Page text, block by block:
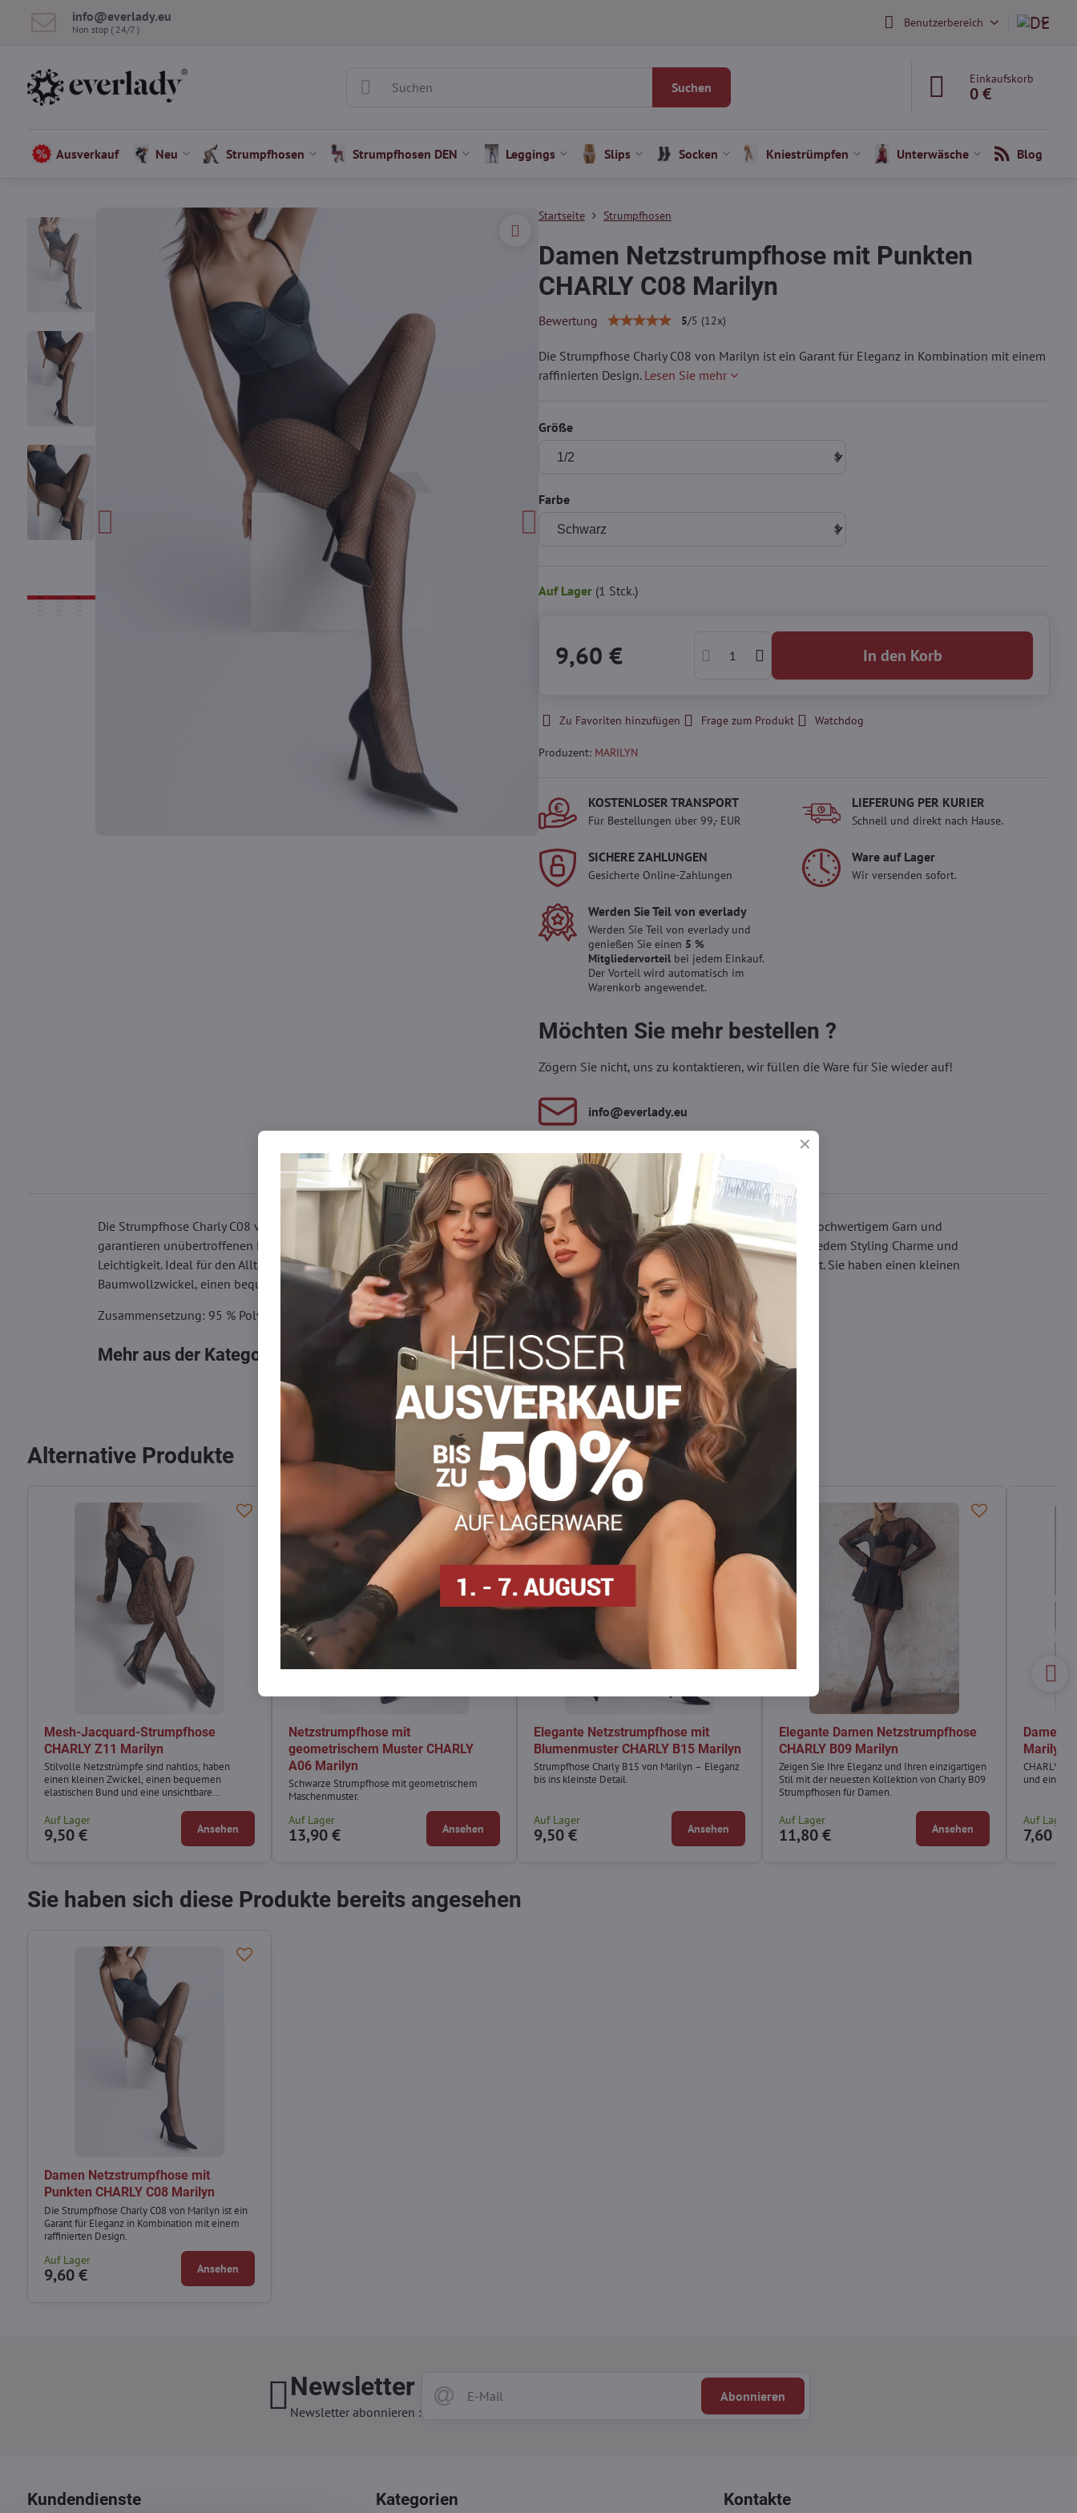
info​​@everlady​​.eu
Non stop ( 24/7 ) Benutzerbereich
Suchen
Einkaufskorb
0 €
Ausverkauf Neu Strumpfhosen Strumpfhosen DEN Leggings Slips Socken Kniestrümpfen Unterwäsche Blog
Startseite Strumpfhosen
Damen Netzstrumpfhose mit Punkten
CHARLY C08 Marilyn
Bewertung 5/5 (12x)
Die Strumpfhose Charly C08 von Marilyn ist ein Garant für Eleganz in Kombination mit einem
raffinierten Design. Lesen Sie mehr
Größe
Farbe
Auf Lager (1 Stck.)
9,60 € In den Korb
Zu Favoriten hinzufügen Frage zum Produkt Watchdog
Produzent: MARILYN
KOSTENLOSER TRANSPORT
Für Bestellungen über 99,- EUR
LIEFERUNG PER KURIER
Schnell und direkt nach Hause.
SICHERE ZAHLUNGEN
Gesicherte Online-Zahlungen
Ware auf Lager
Wir versenden sofort.
Werden Sie Teil von everlady
Werden Sie Teil von everlady und
genießen Sie einen 5 %
Mitgliedervorteilbei jedem Einkauf.
Der Vorteil wird automatisch im
Warenkorb angewendet.
Möchten Sie mehr bestellen ?
Zögern Sie nicht, uns zu kontaktieren, wir füllen die Ware für Sie wieder auf!
info​​@everlady​​.eu
Beschreibung Bewertungen 0 Diskussion
Die Strumpfhose Charly C08 von Marilyn ist ein Garant für Eleganz in Kombination mit einem raffinierten Design. Sie bestehen aus hochwertigem Garn und
garantieren unübertroffenen Komfort und Haltbarkeit. Ihr sanfter Glanz zieht die Blicke auf sich und das zarte Punktmuster verleiht jedem Styling Charme und
Leichtigkeit. Ideal für den Alltag, aber auch für besondere Anlässe. Charly C08 – entdecken Sie Luxus, der Ihre Schönheit unterstreicht. Sie haben einen kleinen
Baumwollzwickel, einen bequemen elastischen Bund und eine unsichtbare Zehenverstärkung.
Zusammensetzung: 95 % Polyamid, 5 % Elasthan
Mehr aus der Kategorie Gemusterte Strumpfhosen Netzstrumpfhosen Strumpfhosen DEN
FacebookTwitter BlueskyPinterestRedditLinkedInWhatsApp
E-
mail
Alternative Produkte
Mesh-Jacquard-Strumpfhose
CHARLY Z11 Marilyn
Stilvolle Netzstrümpfe sind nahtlos, haben
einen kleinen Zwickel, einen bequemen
elastischen Bund und eine unsichtbare
Auf Lager
9,50 € Ansehen
Netzstrumpfhose mit
geometrischem Muster CHARLY
A06 Marilyn
Schwarze Strumpfhose mit geometrischem
Maschenmuster.
Auf Lager
13,90 € Ansehen
Elegante Netzstrumpfhose mit
Blumenmuster CHARLY B15 Marilyn
Strumpfhose Charly B15 von Marilyn – Eleganz
bis ins kleinste Detail.
Auf Lager
9,50 € Ansehen
Elegante Damen Netzstrumpfhose
CHARLY B09 Marilyn
Zeigen Sie Ihre Eleganz und Ihren einzigartigen
Stil mit der neuesten Kollektion von Charly B09
Strumpfhosen für Damen.
Auf Lager
11,80 € Ansehen
Damen
Marilyn
CHARLY
und einer
Auf Lager
7,60 €
Sie haben sich diese Produkte bereits angesehen
Damen Netzstrumpfhose mit
Punkten CHARLY C08 Marilyn
Die Strumpfhose Charly C08 von Marilyn ist ein
Garant für Eleganz in Kombination mit einem
raffinierten Design.
Auf Lager
9,60 € Ansehen
Newsletter
Newsletter abonnieren :
Abonnieren
Kundendienste Kategorien Kontakte